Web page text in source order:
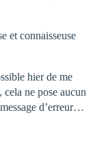
et connaisseuse
hier de me
ne pose aucun
d’erreur…